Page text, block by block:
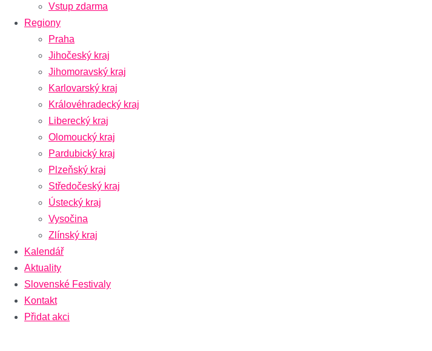
Vstup zdarma
Regiony
Praha
Jihočeský kraj
Jihomoravský kraj
Karlovarský kraj
Královéhradecký kraj
Liberecký kraj
Olomoucký kraj
Pardubický kraj
Plzeňský kraj
Středočeský kraj
Ústecký kraj
Vysočina
Zlínský kraj
Kalendář
Aktuality
Slovenské Festivaly
Kontakt
Přidat akci